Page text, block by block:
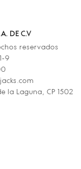
DE C.V
reservados
9
la Laguna, CP 1502